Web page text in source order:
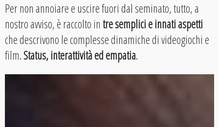
Per non annoiare e uscire fuori dal seminato, tutto, a
nostro avviso, è raccolto intre semplici e innati aspetti
che descrivono le complesse dinamiche di videogiochi e
film.Status, interattività ed empatia.